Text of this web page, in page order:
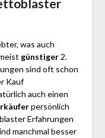
was auch
günstiger2.
sind oft schon
Kauf
auch einen
persönlich
Erfahrungen
manchmal besser